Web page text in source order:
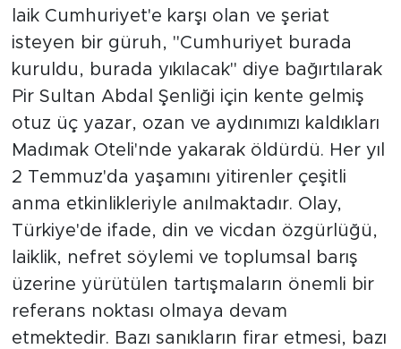
laik Cumhuriyet'e karşı olan ve şeriat
isteyen bir güruh, "Cumhuriyet burada
kuruldu, burada yıkılacak" diye bağırtılarak
Pir Sultan Abdal Şenliği için kente gelmiş
otuz üç yazar, ozan ve aydınımızı kaldıkları
Madımak Oteli'nde yakarak öldürdü. Her yıl
2 Temmuz'da yaşamını yitirenler çeşitli
anma etkinlikleriyle anılmaktadır. Olay,
Türkiye'de ifade, din ve vicdan özgürlüğü,
laiklik, nefret söylemi ve toplumsal barış
üzerine yürütülen tartışmaların önemli bir
referans noktası olmaya devam
etmektedir. Bazı sanıkların firar etmesi, bazı
Foto Şaka
Teknoloji